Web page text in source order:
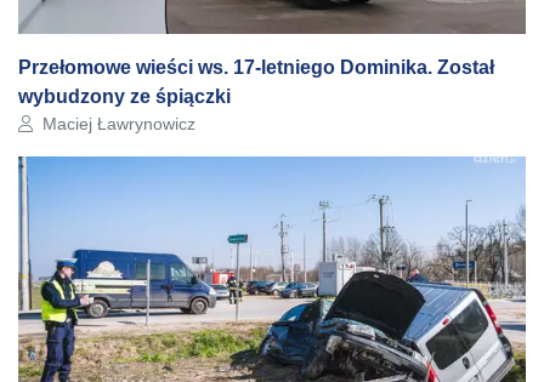
Przełomowe wieści ws. 17-letniego Dominika. Został
wybudzony ze śpiączki
Autor artykułu:
Maciej Ławrynowicz